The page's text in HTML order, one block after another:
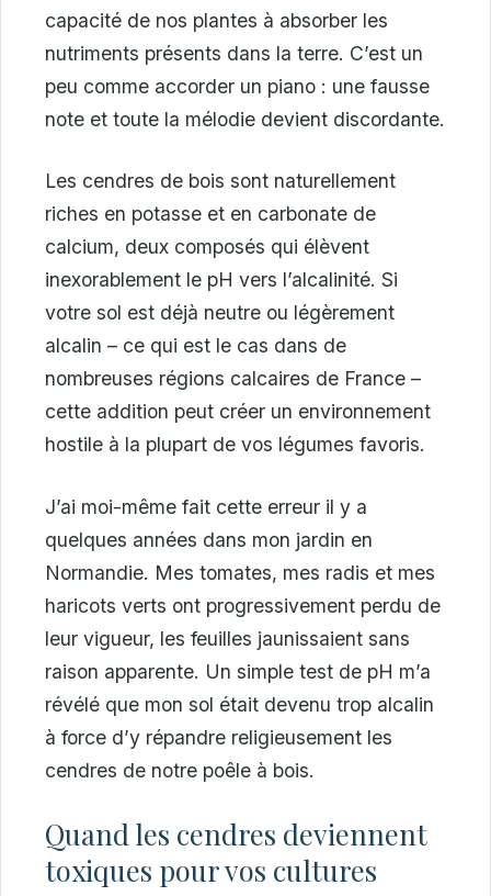
capacité de nos plantes à absorber les
nutriments présents dans la terre. C’est un
peu comme accorder un piano : une fausse
note et toute la mélodie devient discordante.
Les cendres de bois sont naturellement
riches en potasse et en carbonate de
calcium, deux composés qui élèvent
inexorablement le pH vers l’alcalinité. Si
votre sol est déjà neutre ou légèrement
alcalin – ce qui est le cas dans de
nombreuses régions calcaires de France –
cette addition peut créer un environnement
hostile à la plupart de vos légumes favoris.
J’ai moi-même fait cette erreur il y a
quelques années dans mon jardin en
Normandie. Mes tomates, mes radis et mes
haricots verts ont progressivement perdu de
leur vigueur, les feuilles jaunissaient sans
raison apparente. Un simple test de pH m’a
révélé que mon sol était devenu trop alcalin
à force d’y répandre religieusement les
cendres de notre poêle à bois.
Quand les cendres deviennent
toxiques pour vos cultures